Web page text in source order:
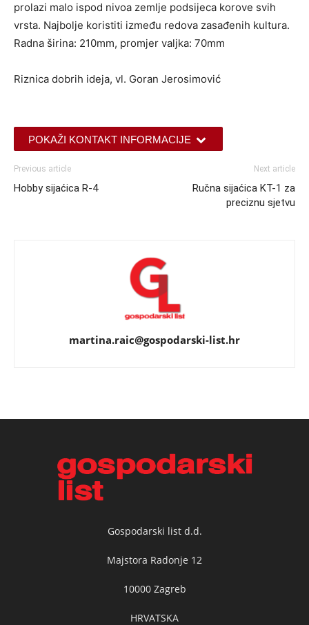
prolazi malo ispod nivoa zemlje podsijeca korove svih
vrsta. Najbolje koristiti između redova zasađenih kultura.
Radna širina: 210mm, promjer valjka: 70mm
Riznica dobrih ideja, vl. Goran Jerosimović
POKAŽI KONTAKT INFORMACIJE
Previous article
Hobby sijaćica R-4
Next article
Ručna sijaćica KT-1 za
preciznu sjetvu
martina.raic@gospodarski-list.hr
Gospodarski list d.d.
Majstora Radonje 12
10000 Zagreb
HRVATSKA